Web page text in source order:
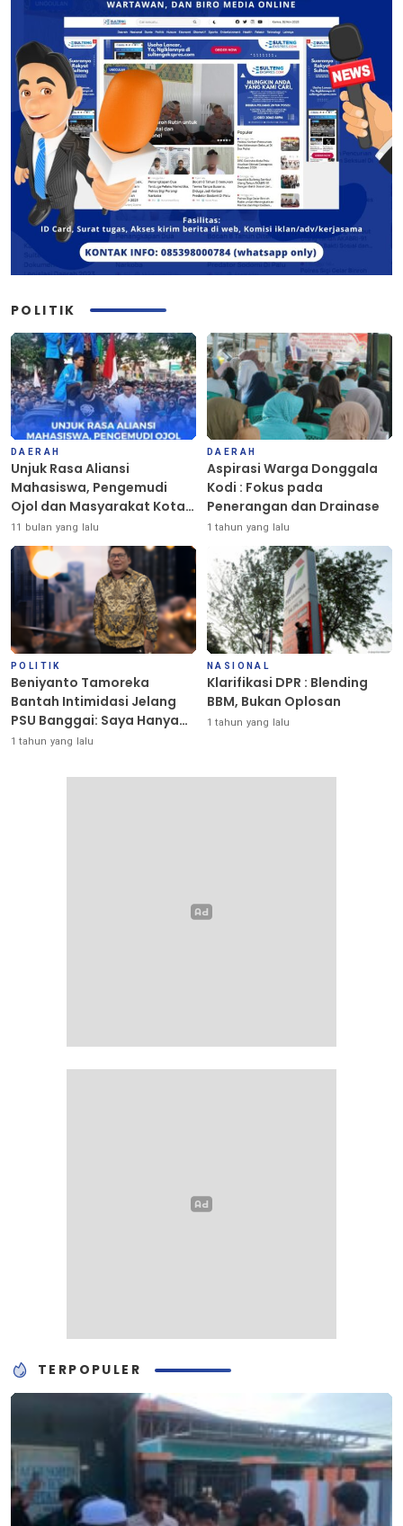
POLITIK
DAERAH
Unjuk Rasa Aliansi
Mahasiswa, Pengemudi
Ojol dan Masyarakat Kota
Palu Berlangsung Damai
11 bulan yang lalu
DAERAH
Aspirasi Warga Donggala
Kodi : Fokus pada
Penerangan dan Drainase
1 tahun yang lalu
POLITIK
Beniyanto Tamoreka
Bantah Intimidasi Jelang
PSU Banggai: Saya Hanya
Ingin Redakan Suasana
1 tahun yang lalu
NASIONAL
Klarifikasi DPR : Blending
BBM, Bukan Oplosan
1 tahun yang lalu
TERPOPULER